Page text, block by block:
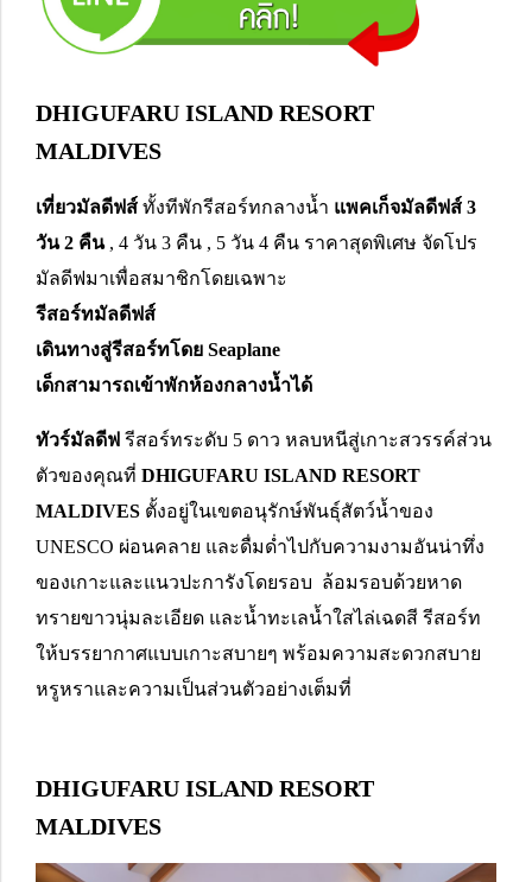
DHIGUFARU ISLAND RESORT
MALDIVES
เที่ยวมัลดีฟส์ ทั้งทีพักรีสอร์ทกลางน้ำ แพคเก็จมัลดีฟส์ 3
วัน 2 คืน, 4 วัน 3 คืน , 5 วัน 4 คืน ราคาสุดพิเศษ จัดโปร
มัลดีฟมาเพื่อสมาชิกโดยเฉพาะ
รีสอร์ทมัลดีฟส์
เดินทางสู่รีสอร์ทโดย Seaplane
เด็กสามารถเข้าพักห้องกลางน้ำได้
ทัวร์มัลดีฟ รีสอร์ทระดับ 5 ดาว หลบหนีสู่เกาะสวรรค์ส่วน
ตัวของคุณที่ DHIGUFARU ISLAND RESORT
MALDIVES ตั้งอยู่ในเขตอนุรักษ์พันธ์ุสัตว์น้ำของ
UNESCO ผ่อนคลาย และดื่มด่ำไปกับความงามอันน่าทึ่ง
ของเกาะและแนวปะการังโดยรอบ ล้อมรอบด้วยหาด
ทรายขาวนุ่มละเอียด และน้ำทะเลน้ำใสไล่เฉดสี รีสอร์ท
ให้บรรยากาศแบบเกาะสบายๆ พร้อมความสะดวกสบาย
หรูหราและความเป็นส่วนตัวอย่างเต็มที่
DHIGUFARU ISLAND RESORT
MALDIVES